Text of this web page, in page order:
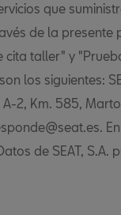
que
de la presente
taller" y
los siguientes:
2, Km. 585,
de SEAT, S.A.